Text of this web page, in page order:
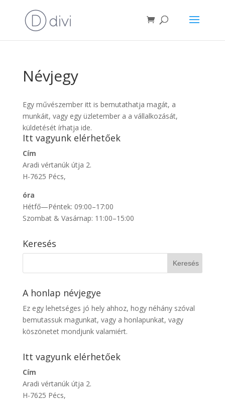
Névjegy
Egy művészember itt is bemutathatja magát, a
munkáit, vagy egy üzletember a a vállalkozását,
küldetését írhatja ide.
Itt vagyunk elérhetőek
Cím
Aradi vértanúk útja 2.
H-7625 Pécs,
óra
Hétfő—Péntek: 09:00–17:00
Szombat & Vasárnap: 11:00–15:00
Keresés
A honlap névjegye
Ez egy lehetséges jó hely ahhoz, hogy néhány szóval
bemutassuk magunkat, vagy a honlapunkat, vagy
köszönetet mondjunk valamiért.
Itt vagyunk elérhetőek
Cím
Aradi vértanúk útja 2.
H-7625 Pécs,